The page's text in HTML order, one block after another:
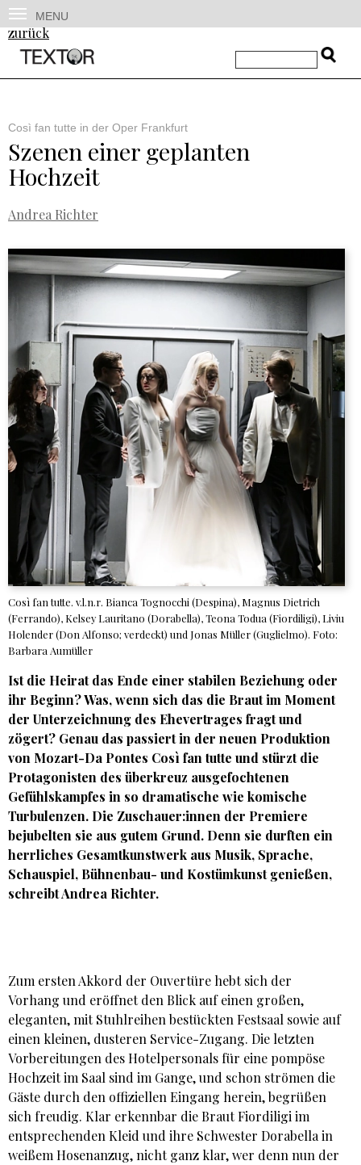
MENU
zurück
Così fan tutte in der Oper Frankfurt
Szenen einer geplanten
Hochzeit
Andrea Richter
Così fan tutte. v.l.n.r. Bianca Tognocchi (Despina), Magnus Dietrich
(Ferrando), Kelsey Lauritano (Dorabella), Teona Todua (Fiordiligi), Liviu
Holender (Don Alfonso; verdeckt) und Jonas Müller (Guglielmo). Foto:
Barbara Aumüller
Ist die Heirat das Ende einer stabilen Beziehung oder
ihr Beginn? Was, wenn sich das die Braut im Moment
der Unterzeichnung des Ehevertrages fragt und
zögert? Genau das passiert in der neuen Produktion
von Mozart-Da Pontes Così fan tutte und stürzt die
Protagonisten des überkreuz ausgefochtenen
Gefühlskampfes in so dramatische wie komische
Turbulenzen. Die Zuschauer:innen der Premiere
bejubelten sie aus gutem Grund. Denn sie durften ein
herrliches Gesamtkunstwerk aus Musik, Sprache,
Schauspiel, Bühnenbau- und Kostümkunst genießen,
schreibt Andrea Richter.
Zum ersten Akkord der Ouvertüre hebt sich der
Vorhang und eröffnet den Blick auf einen großen,
eleganten, mit Stuhlreihen bestückten Festsaal sowie auf
einen kleinen, dusteren Service-Zugang. Die letzten
Vorbereitungen des Hotelpersonals für eine pompöse
Hochzeit im Saal sind im Gange, und schon strömen die
Gäste durch den offiziellen Eingang herein, begrüßen
sich freudig. Klar erkennbar die Braut Fiordiligi im
entsprechenden Kleid und ihre Schwester Dorabella in
weißem Hosenanzug, nicht ganz klar, wer denn nun der